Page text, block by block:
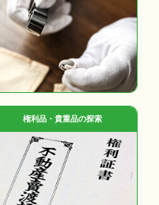
権利品・貴重品の探索